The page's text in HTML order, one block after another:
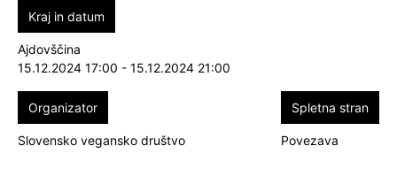
Kraj in datum
Ajdovščina
15.12.2024 17:00 - 15.12.2024 21:00
Organizator
Slovensko vegansko društvo
Spletna stran
Povezava